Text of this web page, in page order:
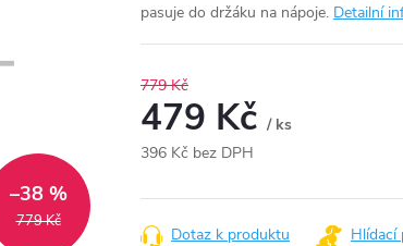
779 Kč
–38 %
pasuje do držáku na nápoje. Detailní
779 Kč
479 Kč / ks
396 Kč bez DPH
cena:
Dotaz k produktu Hlídací